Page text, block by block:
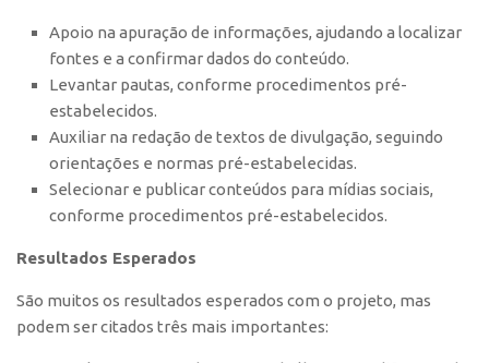
CPEs
INCTs
PRPI/USP
InovaUSP
Comunicação
Apoio na apuração de informações, ajudando a localizar
fontes e a confirmar dados do conteúdo.
Levantar pautas, conforme procedimentos pré-
estabelecidos.
Auxiliar na redação de textos de divulgação, seguindo
orientações e normas pré-estabelecidas.
Selecionar e publicar conteúdos para mídias sociais,
conforme procedimentos pré-estabelecidos.
Resultados Esperados
São muitos os resultados esperados com o projeto, mas
podem ser citados três mais importantes: